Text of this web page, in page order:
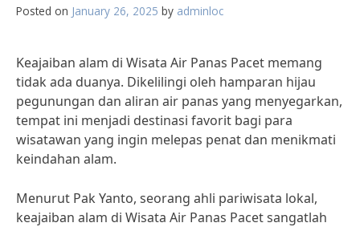
Posted on January 26, 2025 by adminloc
Keajaiban alam di Wisata Air Panas Pacet memang
tidak ada duanya. Dikelilingi oleh hamparan hijau
pegunungan dan aliran air panas yang menyegarkan,
tempat ini menjadi destinasi favorit bagi para
wisatawan yang ingin melepas penat dan menikmati
keindahan alam.
Menurut Pak Yanto, seorang ahli pariwisata lokal,
keajaiban alam di Wisata Air Panas Pacet sangatlah